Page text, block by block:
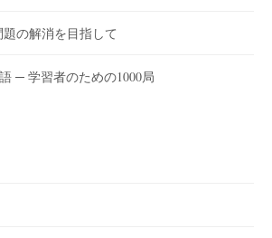
の解消を目指して
─ 学習者のための1000局